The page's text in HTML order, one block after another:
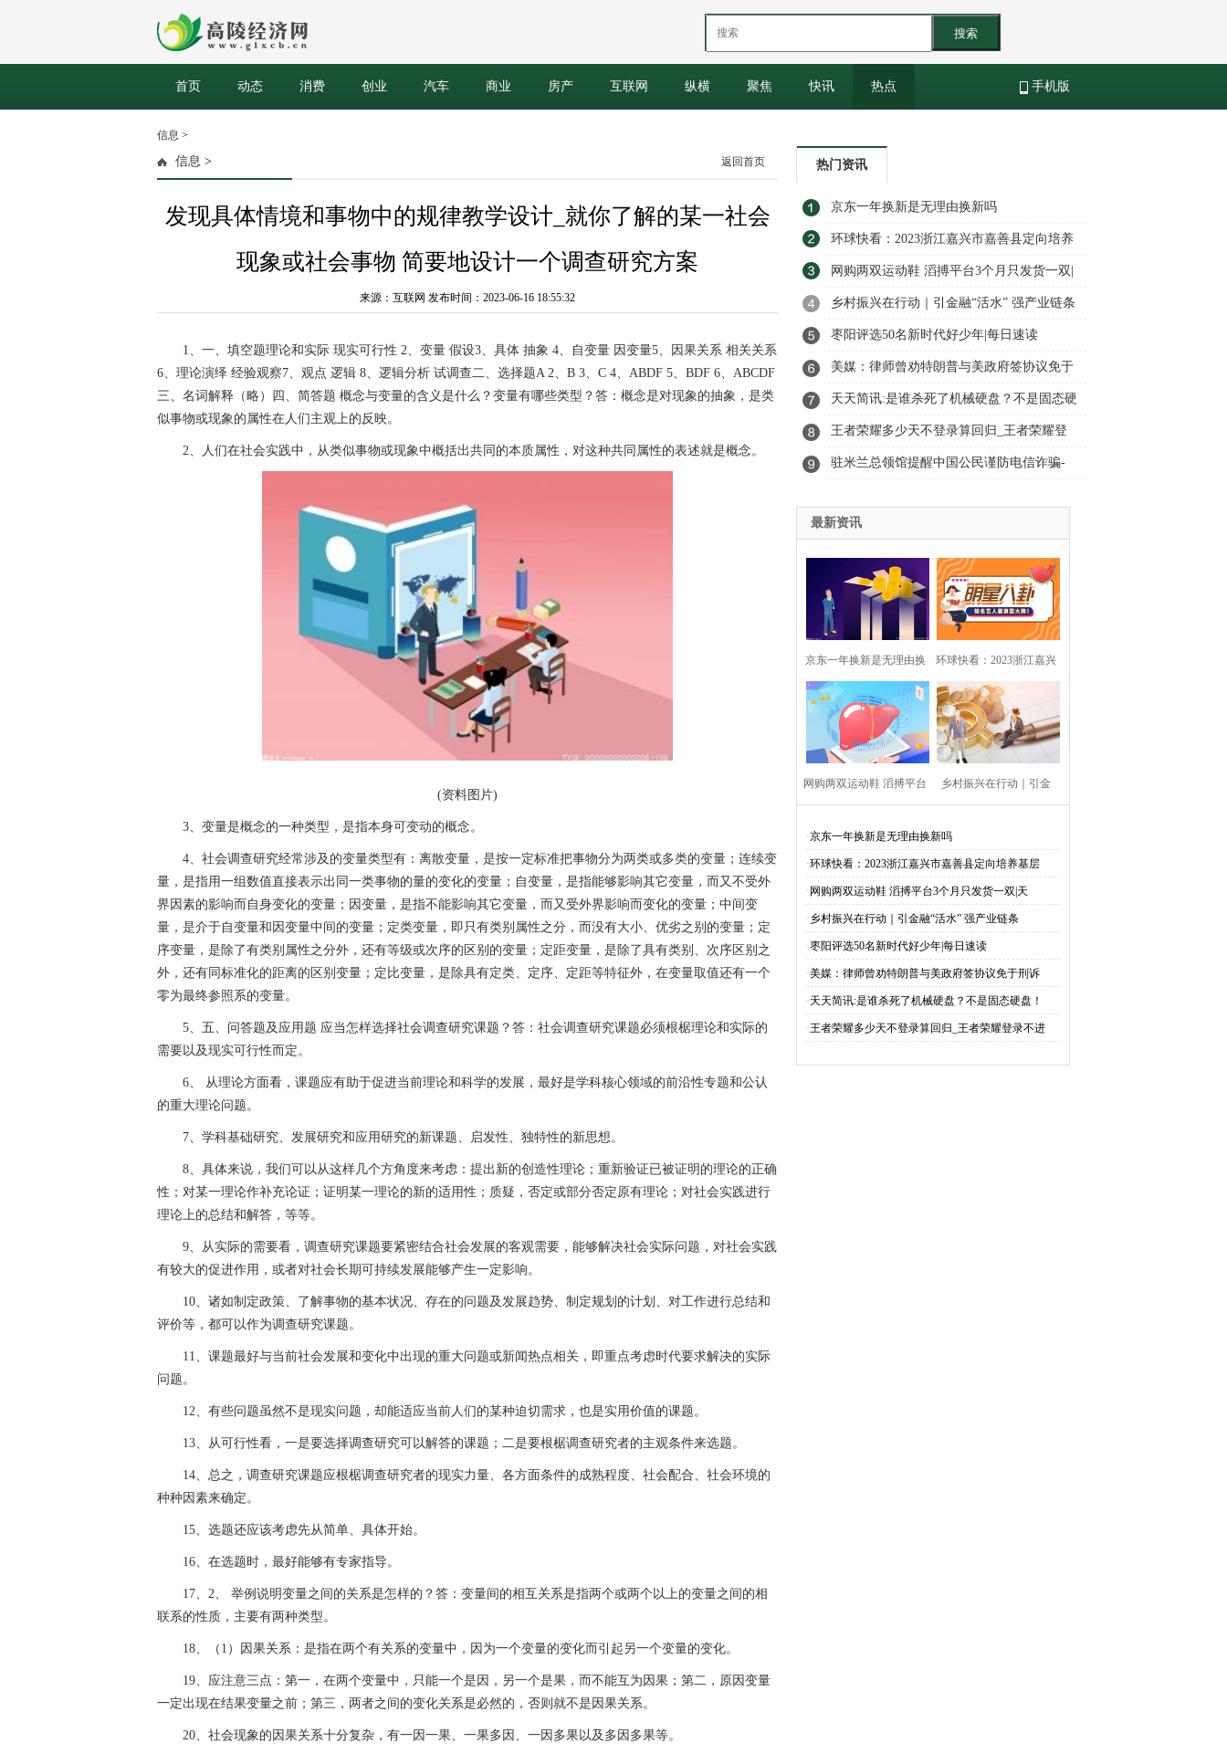
搜索
首页 动态 消费 创业 汽车 商业 房产 互联网 纵横 聚焦 快讯 热点 手机版
信息 >
信息 > 返回首页
发现具体情境和事物中的规律教学设计_就你了解的某一社会
现象或社会事物 简要地设计一个调查研究方案
来源：互联网 发布时间：2023-06-16 18:55:32
1、一、填空题理论和实际 现实可行性 2、变量 假设3、具体 抽象 4、自变量 因变量5、因果关系 相关关系
6、理论演绎 经验观察7、观点 逻辑 8、逻辑分析 试调查二、选择题A 2、B 3、C 4、ABDF 5、BDF 6、ABCDF
三、名词解释（略）四、简答题 概念与变量的含义是什么？变量有哪些类型？答：概念是对现象的抽象，是类
似事物或现象的属性在人们主观上的反映。
2、人们在社会实践中，从类似事物或现象中概括出共同的本质属性，对这种共同属性的表述就是概念。
(资料图片)
3、变量是概念的一种类型，是指本身可变动的概念。
4、社会调查研究经常涉及的变量类型有：离散变量，是按一定标准把事物分为两类或多类的变量；连续变
量，是指用一组数值直接表示出同一类事物的量的变化的变量；自变量，是指能够影响其它变量，而又不受外
界因素的影响而自身变化的变量；因变量，是指不能影响其它变量，而又受外界影响而变化的变量；中间变
量，是介于自变量和因变量中间的变量；定类变量，即只有类别属性之分，而没有大小、优劣之别的变量；定
序变量，是除了有类别属性之分外，还有等级或次序的区别的变量；定距变量，是除了具有类别、次序区别之
外，还有同标准化的距离的区别变量；定比变量，是除具有定类、定序、定距等特征外，在变量取值还有一个
零为最终参照系的变量。
5、五、问答题及应用题 应当怎样选择社会调查研究课题？答：社会调查研究课题必须根椐理论和实际的
需要以及现实可行性而定。
6、 从理论方面看，课题应有助于促进当前理论和科学的发展，最好是学科核心领域的前沿性专题和公认
的重大理论问题。
7、学科基础研究、发展研究和应用研究的新课题、启发性、独特性的新思想。
8、具体来说，我们可以从这样几个方角度来考虑：提出新的创造性理论；重新验证已被证明的理论的正确
性；对某一理论作补充论证；证明某一理论的新的适用性；质疑，否定或部分否定原有理论；对社会实践进行
理论上的总结和解答，等等。
9、从实际的需要看，调查研究课题要紧密结合社会发展的客观需要，能够解决社会实际问题，对社会实践
有较大的促进作用，或者对社会长期可持续发展能够产生一定影响。
10、诸如制定政策、了解事物的基本状况、存在的问题及发展趋势、制定规划的计划、对工作进行总结和
评价等，都可以作为调查研究课题。
11、课题最好与当前社会发展和变化中出现的重大问题或新闻热点相关，即重点考虑时代要求解决的实际
问题。
12、有些问题虽然不是现实问题，却能适应当前人们的某种迫切需求，也是实用价值的课题。
13、从可行性看，一是要选择调查研究可以解答的课题；二是要根椐调查研究者的主观条件来选题。
14、总之，调查研究课题应根椐调查研究者的现实力量、各方面条件的成熟程度、社会配合、社会环境的
种种因素来确定。
15、选题还应该考虑先从简单、具体开始。
16、在选题时，最好能够有专家指导。
17、2、 举例说明变量之间的关系是怎样的？答：变量间的相互关系是指两个或两个以上的变量之间的相
联系的性质，主要有两种类型。
18、（1）因果关系：是指在两个有关系的变量中，因为一个变量的变化而引起另一个变量的变化。
19、应注意三点：第一，在两个变量中，只能一个是因，另一个是果，而不能互为因果；第二，原因变量
一定出现在结果变量之前；第三，两者之间的变化关系是必然的，否则就不是因果关系。
20、社会现象的因果关系十分复杂，有一因一果、一果多因、一因多果以及多因多果等。
热门资讯
京东一年换新是无理由换新吗
环球快看：2023浙江嘉兴市嘉善县定向培养
基层农技人员招生（招聘）1人公告
网购两双运动鞋 滔搏平台3个月只发货一双|
天天热文
乡村振兴在行动｜引金融“活水” 强产业链条
——广东清远探索农村产业发展新思路_天
天热文
枣阳评选50名新时代好少年|每日速读
美媒：律师曾劝特朗普与美政府签协议免于
刑诉 但遭当事人拒绝 热点在线
天天简讯:是谁杀死了机械硬盘？不是固态硬
盘！
王者荣耀多少天不登录算回归_王者荣耀登
录不进去
驻米兰总领馆提醒中国公民谨防电信诈骗-
最新资讯
京东一年换新是无理由换
新吗
环球快看：2023浙江嘉兴
市嘉善县定向培养基层农
技人员招生（招聘）1人公
告
网购两双运动鞋 滔搏平台
文
乡村振兴在行动｜引金
广东清远探索农村产业发
展新思路_天天热文
·京东一年换新是无理由换新吗
·环球快看：2023浙江嘉兴市嘉善县定向培养基层
· 网购两双运动鞋 滔搏平台3个月只发货一双|天
· 乡村振兴在行动｜引金融“活水” 强产业链条
·枣阳评选50名新时代好少年|每日速读
·美媒：律师曾劝特朗普与美政府签协议免于刑诉
·天天简讯:是谁杀死了机械硬盘？不是固态硬盘！
·王者荣耀多少天不登录算回归_王者荣耀登录不进